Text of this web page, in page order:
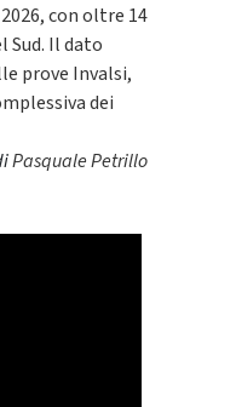
con oltre 14
Sud. Il dato
prove Invalsi,
dei
Pasquale Petrillo